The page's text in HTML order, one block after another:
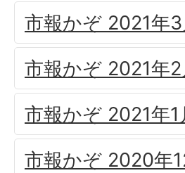
市報かぞ 2021年
市報かぞ 2021年
市報かぞ 2021年1
市報かぞ 2020年